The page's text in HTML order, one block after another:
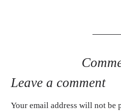
Leave a comment
Your email address will not be